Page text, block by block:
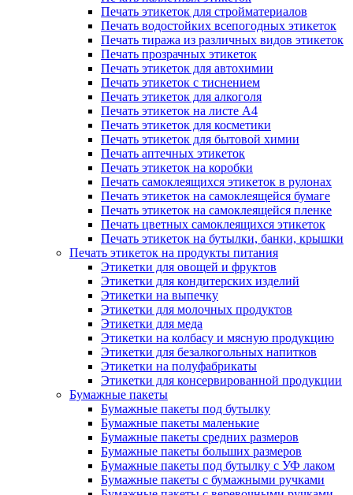
Печать этикеток для стройматериалов
Печать водостойких всепогодных этикеток
Печать тиража из различных видов этикеток
Печать прозрачных этикеток
Печать этикеток для автохимии
Печать этикеток с тиснением
Печать этикеток для алкоголя
Печать этикеток на листе А4
Печать этикеток для косметики
Печать этикеток для бытовой химии
Печать аптечных этикеток
Печать этикеток на коробки
Печать самоклеящихся этикеток в рулонах
Печать этикеток на самоклеящейся бумаге
Печать этикеток на самоклеящейся пленке
Печать цветных самоклеящихся этикеток
Печать этикеток на бутылки, банки, крышки
Печать этикеток на продукты питания
Этикетки для овощей и фруктов
Этикетки для кондитерских изделий
Этикетки на выпечку
Этикетки для молочных продуктов
Этикетки для меда
Этикетки на колбасу и мясную продукцию
Этикетки для безалкогольных напитков
Этикетки на полуфабрикаты
Этикетки для консервированной продукции
Бумажные пакеты
Бумажные пакеты под бутылку
Бумажные пакеты маленькие
Бумажные пакеты средних размеров
Бумажные пакеты больших размеров
Бумажные пакеты под бутылку с УФ лаком
Бумажные пакеты с бумажными ручками